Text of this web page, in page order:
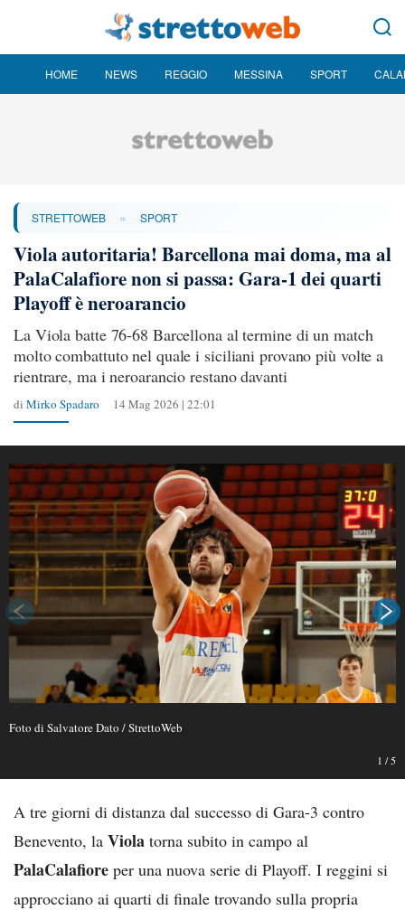
HOME NEWS REGGIO MESSINA SPORT
STRETTOWEB » SPORT
Viola autoritaria! Barcellona mai doma, ma al
PalaCalafiore non si passa: Gara-1 dei quarti
Playoff è neroarancio
La Viola batte 76-68 Barcellona al termine di un match
molto combattuto nel quale i siciliani provano più volte a
rientrare, ma i neroarancio restano davanti
di Mirko Spadaro 14 Mag 2026 | 22:01
Foto di Salvatore Dato / StrettoWeb
1 /5
A tre giorni di distanza dal successo di Gara-3 contro
Benevento, la Viola torna subito in campo al
PalaCalafiore per una nuova serie di Playoff. I reggini si
approcciano ai quarti di finale trovando sulla propria